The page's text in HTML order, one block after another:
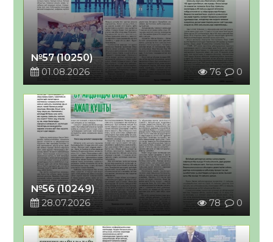
№57 (10250)
01.08.2026
76 0
№56 (10249)
28.07.2026
78 0